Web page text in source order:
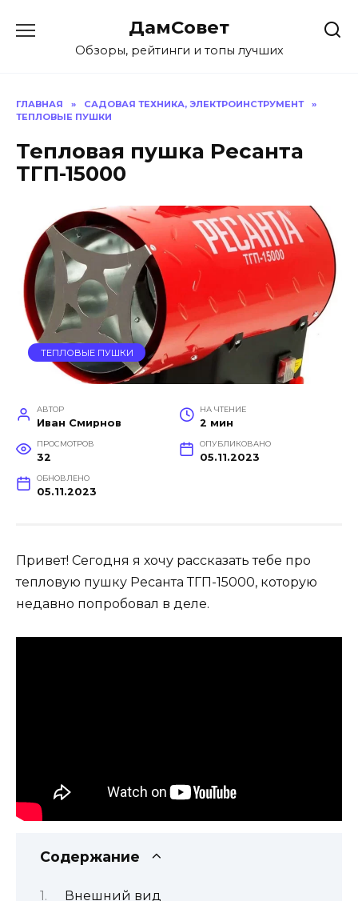
содержанию
ДамСовет
Обзоры, рейтинги и топы лучших
ГЛАВНАЯ » САДОВАЯ ТЕХНИКА, ЭЛЕКТРОИНСТРУМЕНТ
»
ТЕПЛОВЫЕ ПУШКИ
Тепловая пушка Ресанта
ТГП-15000
ТЕПЛОВЫЕ ПУШКИ
АВТОР
Иван Смирнов
НА ЧТЕНИЕ
2 мин
ПРОСМОТРОВ
32
ОПУБЛИКОВАНО
05.11.2023
ОБНОВЛЕНО
05.11.2023
Привет! Сегодня я хочу рассказать тебе про
тепловую пушку Ресанта ТГП-15000, которую
недавно попробовал в деле.
Содержание
Внешний вид